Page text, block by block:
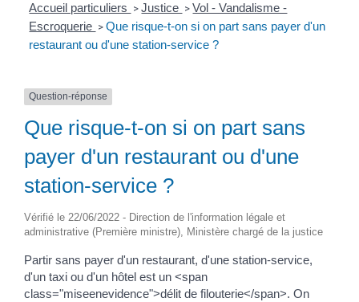
Accueil particuliers > Justice > Vol - Vandalisme -
Escroquerie > Que risque-t-on si on part sans payer d'un
restaurant ou d'une station-service ?
Question-réponse
Que risque-t-on si on part sans
payer d'un restaurant ou d'une
station-service ?
Vérifié le 22/06/2022 - Direction de l'information légale et
administrative (Première ministre), Ministère chargé de la justice
Partir sans payer d'un restaurant, d'une station-service,
d'un taxi ou d'un hôtel est un <span
class="miseenevidence">délit de filouterie</span>. On